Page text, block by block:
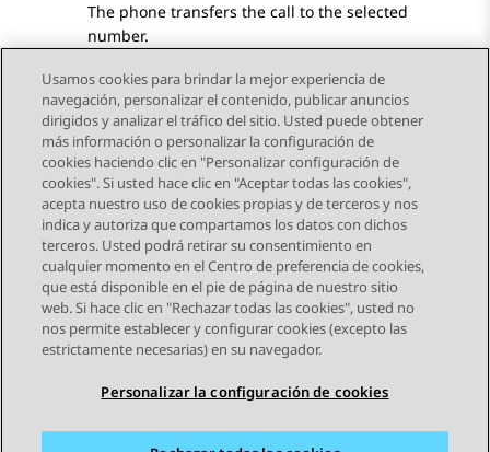
The phone transfers the call to the selected
number.
Send Feedback
Navegación de tema
Tema anterior Tema siguiente
STAY CONNECTED
Usamos cookies para brindar la mejor experiencia de
navegación, personalizar el contenido, publicar anuncios
dirigidos y analizar el tráfico del sitio. Usted puede obtener
más información o personalizar la configuración de
cookies haciendo clic en "Personalizar configuración de
cookies". Si usted hace clic en "Aceptar todas las cookies",
acepta nuestro uso de cookies propias y de terceros y nos
indica y autoriza que compartamos los datos con dichos
terceros. Usted podrá retirar su consentimiento en
cualquier momento en el Centro de preferencia de cookies,
que está disponible en el pie de página de nuestro sitio
web. Si hace clic en "Rechazar todas las cookies", usted no
nos permite establecer y configurar cookies (excepto las
estrictamente necesarias) en su navegador.
Personalizar la configuración de cookies